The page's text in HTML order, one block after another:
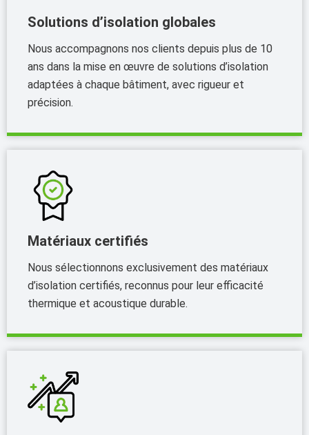
Solutions d’isolation globales
Nous accompagnons nos clients depuis plus de 10
ans dans la mise en œuvre de solutions d’isolation
adaptées à chaque bâtiment, avec rigueur et
précision.
Matériaux certifiés
Nous sélectionnons exclusivement des matériaux
d’isolation certifiés, reconnus pour leur efficacité
thermique et acoustique durable.